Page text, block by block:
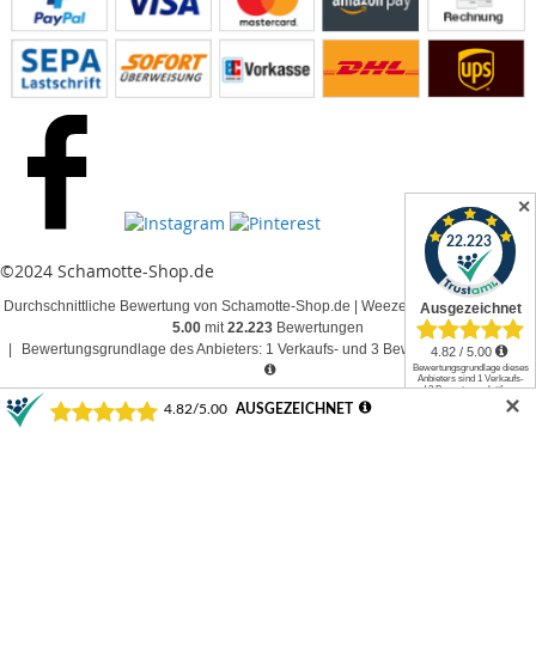
©2024 Schamotte-Shop.de
Durchschnittliche Bewertung von Schamotte-Shop.de | Weeze bei Trustami:4.82 /
5.00 mit22.223 Bewertungen
Bewertungsgrundlage des Anbieters: 1 Verkaufs- und 3 Bewertungsplattformen
✕
✕